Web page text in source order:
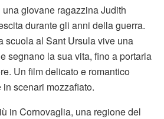
giovane ragazzina Judith
durante gli anni della guerra.
scuola al Sant Ursula vive una
segnano la sua vita, fino a portarla
Un film delicato e romantico
scenari mozzafiato.
in Cornovaglia, una regione del